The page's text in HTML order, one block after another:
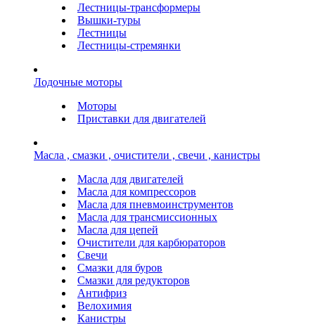
Лестницы-трансформеры
Вышки-туры
Лестницы
Лестницы-стремянки
Лодочные моторы
Моторы
Приставки для двигателей
Масла , смазки , очистители , свечи , канистры
Масла для двигателей
Масла для компрессоров
Масла для пневмоинструментов
Масла для трансмиссионных
Масла для цепей
Очистители для карбюраторов
Свечи
Смазки для буров
Смазки для редукторов
Антифриз
Велохимия
Канистры